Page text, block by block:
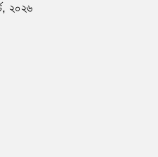
২০২৬